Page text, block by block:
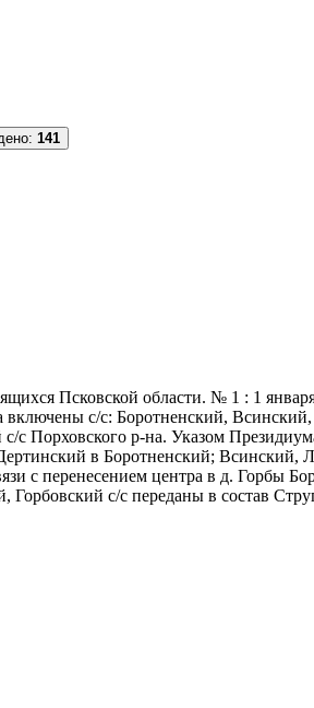
141
Псковской области. № 1 : 1
с/с: Боротненский,
с Порховского р-на. Указом
в Боротненский;
с перенесением центра в д. Горбы
с/с переданы в состав